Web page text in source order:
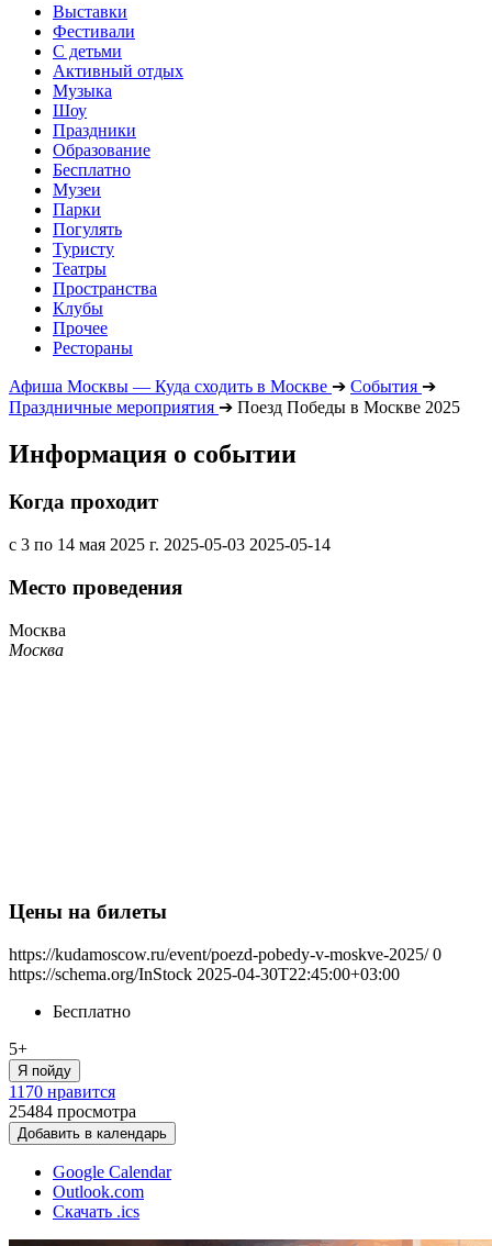
Выставки
Фестивали
С детьми
Активный отдых
Музыка
Шоу
Праздники
Образование
Бесплатно
Музеи
Парки
Погулять
Туристу
Театры
Пространства
Клубы
Прочее
Рестораны
Афиша Москвы — Куда сходить в Москве ➔ События ➔
Праздничные мероприятия ➔ Поезд Победы в Москве 2025
Информация о событии
Когда проходит
с 3 по 14 мая 2025 г. 2025-05-03 2025-05-14
Место проведения
Москва
Москва
Цены на билеты
https://kudamoscow.ru/event/poezd-pobedy-v-moskve-2025/ 0
https://schema.org/InStock 2025-04-30T22:45:00+03:00
Бесплатно
5+
Я пойду
1170 нравится
25484 просмотра
Добавить в календарь
Google Calendar
Outlook.com
Скачать .ics